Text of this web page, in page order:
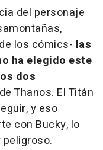
del personaje
los cómics- las
ha elegido este
dos
Thanos. El Titán
y eso
con Bucky, lo